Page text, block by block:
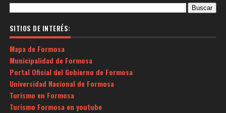
SITIOS DE INTERÉS:
Mapa de Formosa
Municipalidad de Formosa
Portal Oficial del Gobierno de Formosa
Universidad Nacional de Formosa
Turismo en Formosa
Turismo Formosa en youtube